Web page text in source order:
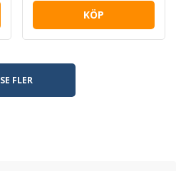
KÖP
SE FLER